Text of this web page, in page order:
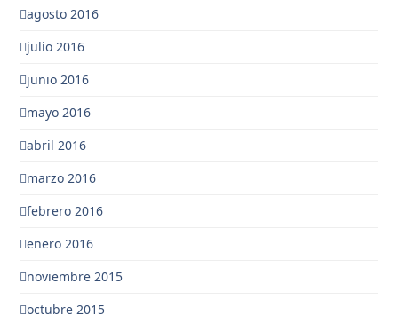
agosto 2016
julio 2016
junio 2016
mayo 2016
abril 2016
marzo 2016
febrero 2016
enero 2016
noviembre 2015
octubre 2015